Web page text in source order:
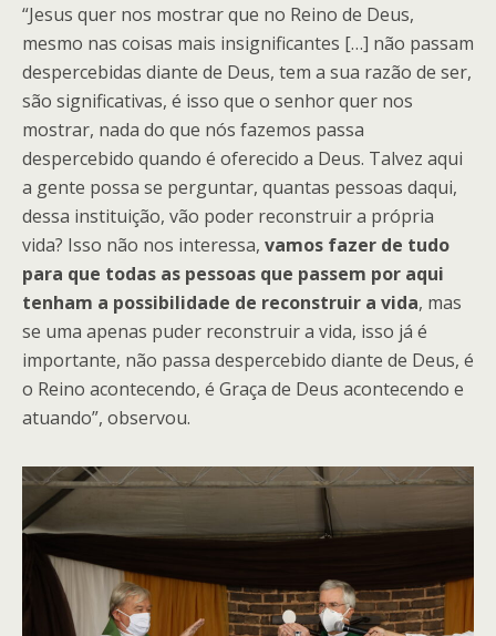
“Jesus quer nos mostrar que no Reino de Deus,
mesmo nas coisas mais insignificantes […] não passam
despercebidas diante de Deus, tem a sua razão de ser,
são significativas, é isso que o senhor quer nos
mostrar, nada do que nós fazemos passa
despercebido quando é oferecido a Deus. Talvez aqui
a gente possa se perguntar, quantas pessoas daqui,
dessa instituição, vão poder reconstruir a própria
vida? Isso não nos interessa, vamos fazer de tudo
para que todas as pessoas que passem por aqui
tenham a possibilidade de reconstruir a vida, mas
se uma apenas puder reconstruir a vida, isso já é
importante, não passa despercebido diante de Deus, é
o Reino acontecendo, é Graça de Deus acontecendo e
atuando”, observou.